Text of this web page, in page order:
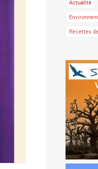
Actualité
Recettes